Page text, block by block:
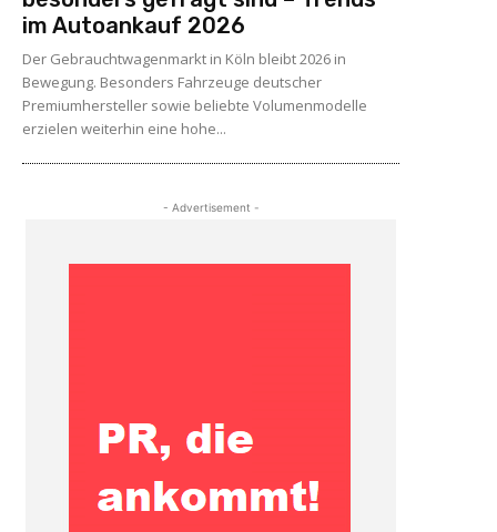
im Autoankauf 2026
Der Gebrauchtwagenmarkt in Köln bleibt 2026 in
Bewegung. Besonders Fahrzeuge deutscher
Premiumhersteller sowie beliebte Volumenmodelle
erzielen weiterhin eine hohe...
- Advertisement -